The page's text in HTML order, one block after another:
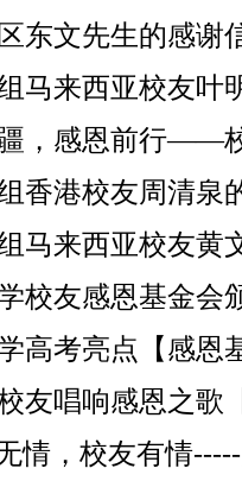
东文先生的感谢
马来西亚校友叶
，感恩前行——
香港校友周清泉
马来西亚校友黄
校友感恩基金会
高考亮点【感恩
友唱响感恩之歌
情，校友有情